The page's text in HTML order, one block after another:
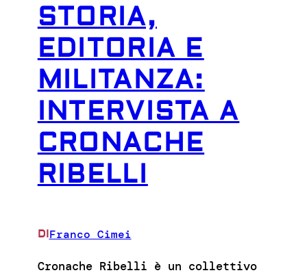
STORIA,
EDITORIA E
MILITANZA:
INTERVISTA A
CRONACHE
RIBELLI
DIFranco Cimei
Cronache Ribelli è un collettivo